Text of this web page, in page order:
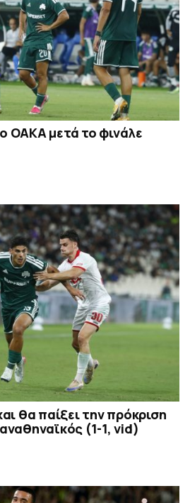
ΟΑΚΑ μετά το φινάλε
θα παίξει την πρόκριση
(1-1, vid)